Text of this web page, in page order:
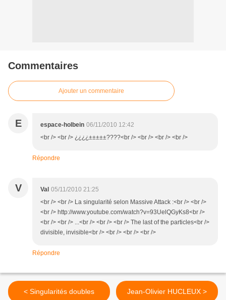
Commentaires
Ajouter un commentaire
E espace-holbein 06/11/2010 12:42
<br /> <br /> ¿¿¿¿±±±±±????<br /> <br /> <br /> <br />
Répondre
V Val 05/11/2010 21:25
<br /> <br /> La singularité selon Massive Attack :<br /> <br />
<br /> http://www.youtube.com/watch?v=93UelQGyKs8<br />
<br /> <br /> ...<br /> <br /> <br /> The last of the particles<br />
divisible, invisible<br /> <br /> <br /> <br />
Répondre
< Singularités doubles Jean-Olivier HUCLEUX >